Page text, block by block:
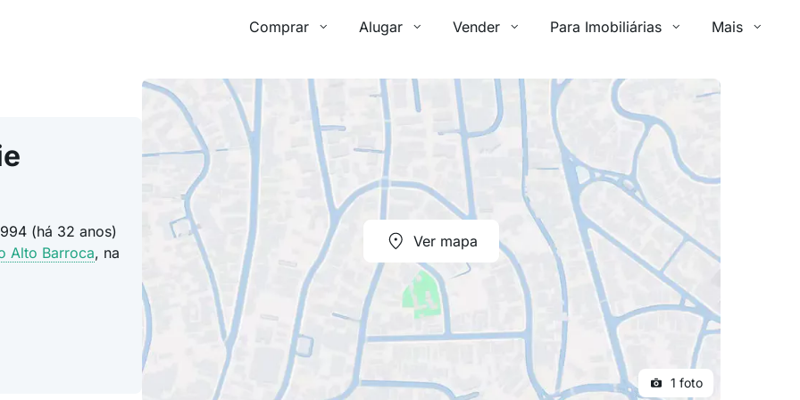
Comprar Alugar Vender Para Imobiliárias Mais
(há 32 anos)
Alto Barroca, na
Ver mapa
1 foto